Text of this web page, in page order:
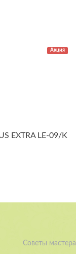
Акция
EXTRA LE-09/K
Советы мастера